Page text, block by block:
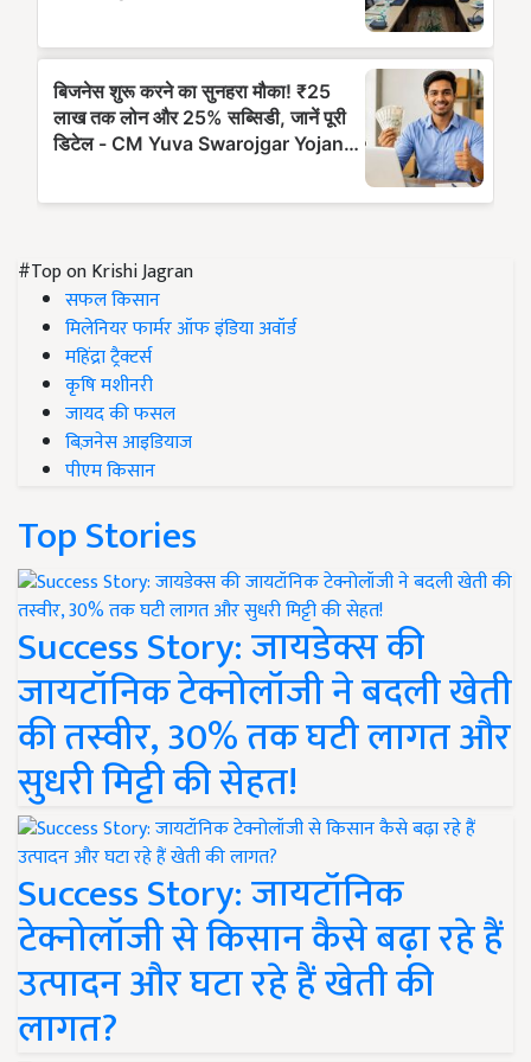
#Top on Krishi Jagran
सफल किसान
मिलेनियर फार्मर ऑफ इंडिया अवॉर्ड
महिंद्रा ट्रैक्टर्स
कृषि मशीनरी
जायद की फसल
बिज़नेस आइडियाज
पीएम किसान
Top Stories
Success Story: जायडेक्स की
जायटॉनिक टेक्नोलॉजी ने बदली खेती
की तस्वीर, 30% तक घटी लागत और
सुधरी मिट्टी की सेहत!
Success Story: जायटॉनिक
टेक्नोलॉजी से किसान कैसे बढ़ा रहे हैं
उत्पादन और घटा रहे हैं खेती की
लागत?